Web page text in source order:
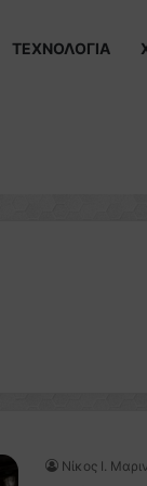
ΤΕΧΝΟΛΟΓΙΑ
Nίκος Ι.